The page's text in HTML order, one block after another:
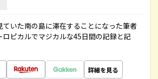
ていた南の島に滞在することになった筆者
ロピカルでマジカルな45日間の記録と記
詳細を見る